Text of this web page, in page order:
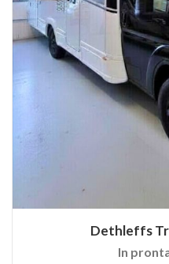
Dethleffs
In